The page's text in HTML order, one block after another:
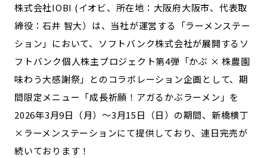
地域豆知識
ニッポンの百選大全集
Sporkle
「人」から探す
記事ライター
お問い合わせ
株式会社IOBI (イオビ、所在地：大阪府大阪市、代表取
締役：石井 智大）は、当社が運営する「ラーメンステー
ション」において、ソフトバンク株式会社が展開するソ
フトバンク個人株主プロジェクト第4弾「かぶ × 株農園
味わう大感謝祭」とのコラボレーション企画として、期
間限定メニュー「成長祈願！アガるかぶラーメン」を
2026年3月9日（月）〜3月15日（日）の期間、新橋横丁
×ラーメンステーションにて提供しており、連日完売が
続いております！